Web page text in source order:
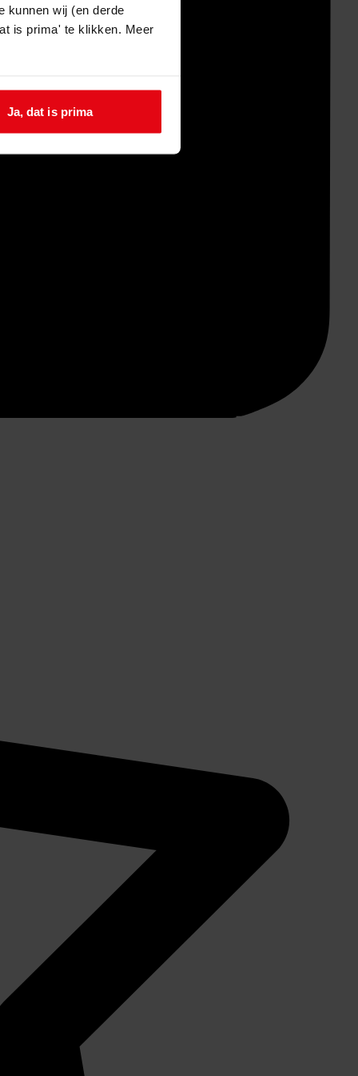
kunnen wij (en derde
is prima' te klikken. Meer
Ja, dat is prima